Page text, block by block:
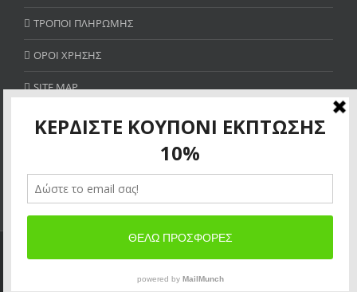
Allow thermogallery.gr to send web push
Allow
×
ΤΡΟΠΟΙ ΠΛΗΡΩΜΗΣ
ΟΡΟΙ ΧΡΗΣΗΣ
SITE MAP
ΚΕΡΔΙΣΤΕ ΚΟΥΠΟΝΙ ΕΚΠΤΩΣΗΣ 10%